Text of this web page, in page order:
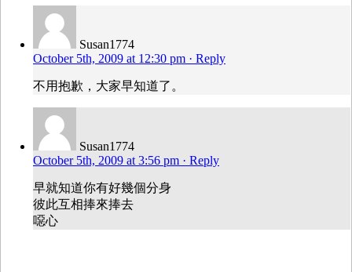
Susan1774
October 5th, 2009 at 12:30 pm · Reply
不用抱歉，大家早知道了。
Susan1774
October 5th, 2009 at 3:56 pm · Reply
早就知道你有好幾個分身
彼此互相捧來捧去
噁心